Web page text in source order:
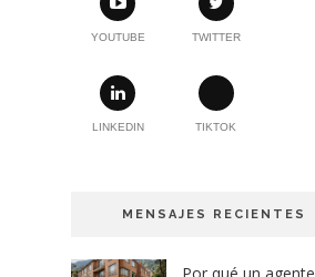
YOUTUBE TWITTER
LINKEDIN TIKTOK
MENSAJES RECIENTES